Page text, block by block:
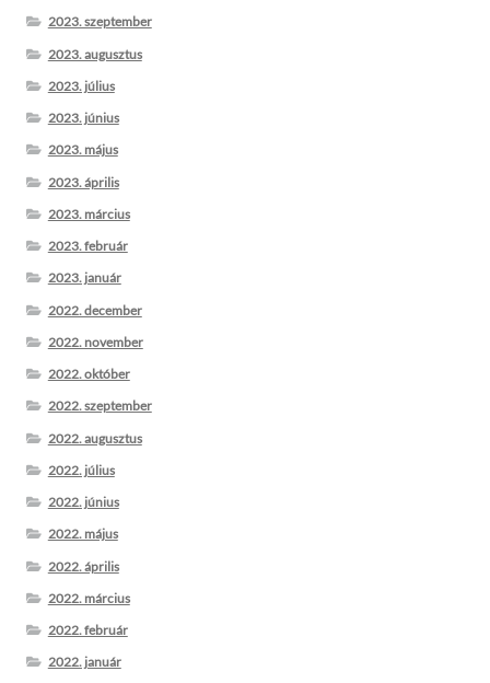
2023. szeptember
2023. augusztus
2023. július
2023. június
2023. május
2023. április
2023. március
2023. február
2023. január
2022. december
2022. november
2022. október
2022. szeptember
2022. augusztus
2022. július
2022. június
2022. május
2022. április
2022. március
2022. február
2022. január